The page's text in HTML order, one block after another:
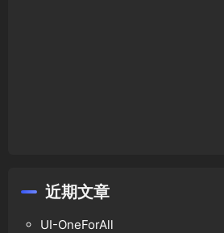
近期文章
UI-OneForAll